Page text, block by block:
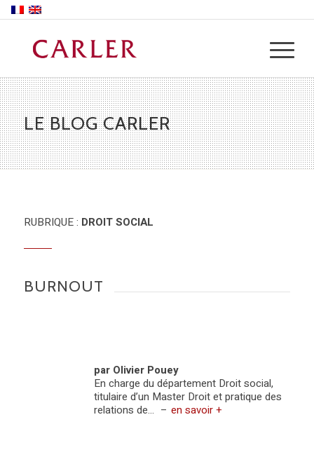
LE BLOG CARLER
RUBRIQUE : DROIT SOCIAL
BURNOUT
par Olivier Pouey
En charge du département Droit social,
titulaire d’un Master Droit et pratique des
relations de... – en savoir +